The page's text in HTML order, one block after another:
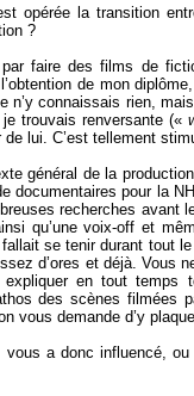
opérée la transition
?
par faire des films de
de mon
n’y connaissais rien,
je trouvais renversante («
lui. C’est tellement
général de la
documentaires pour la
recherches avant
qu’une voix-off et
se tenir durant tout
d’ores et déjà. Vous
en tout
des scènes filmées
vous demande d’y
vous a donc influencé,